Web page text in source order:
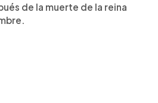
de la muerte de la reina